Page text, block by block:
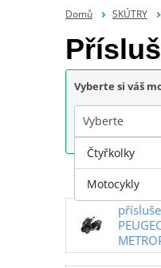
Domů SKÚTRY
Vyberte si váš
Vyberte
Čtyřkolky
Motocykly